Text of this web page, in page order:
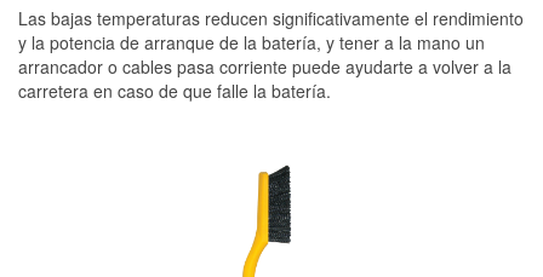
Las bajas temperaturas reducen significativamente el rendimiento
y la potencia de arranque de la batería, y tener a la mano un
arrancador o cables pasa corriente puede ayudarte a volver a la
carretera en caso de que falle la batería.